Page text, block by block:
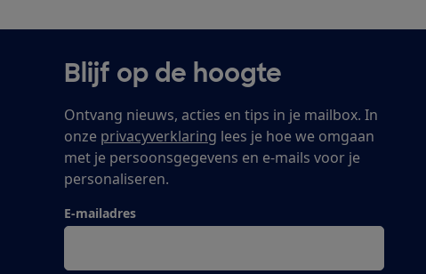
Blijf op de hoogte
Ontvang nieuws, acties en tips in je mailbox. In
onze privacyverklaring lees je hoe we omgaan
met je persoonsgegevens en e-mails voor je
personaliseren.
E-mailadres